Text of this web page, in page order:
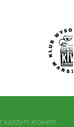
każdym krokiem.